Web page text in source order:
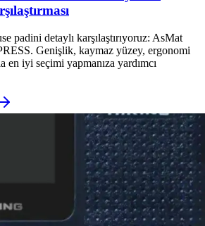
padini detaylı karşılaştırıyoruz: AsMat
Genişlik, kaymaz yüzey, ergonomi
en iyi seçimi yapmanıza yardımcı